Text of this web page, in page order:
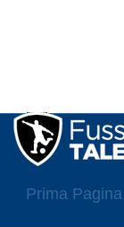
Prima Pagina